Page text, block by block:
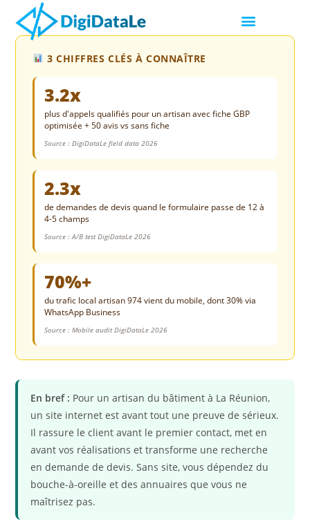
3 CHIFFRES CLÉS À CONNAÎTRE
3.2x
plus d'appels qualifiés pour un artisan avec fiche GBP
optimisée + 50 avis vs sans fiche
Source : DigiDataLe field data 2026
2.3x
de demandes de devis quand le formulaire passe de 12 à
4-5 champs
Source : A/B test DigiDataLe 2026
70%+
du trafic local artisan 974 vient du mobile, dont 30% via
WhatsApp Business
Source : Mobile audit DigiDataLe 2026
En bref : Pour un artisan du bâtiment à La Réunion,
un site internet est avant tout une preuve de sérieux.
Il rassure le client avant le premier contact, met en
avant vos réalisations et transforme une recherche
en demande de devis. Sans site, vous dépendez du
bouche-à-oreille et des annuaires que vous ne
maîtrisez pas.